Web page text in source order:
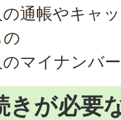
通帳やキャ
マイナンバ
きが必要